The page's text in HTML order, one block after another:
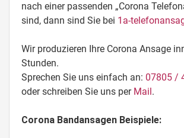
nach einer passenden „Corona
sind, dann sind Sie bei 1a-
Wir produzieren Ihre Corona Ansage
Stunden.
Sprechen Sie uns einfach an: 07805 /
oder schreiben Sie uns per Mail.
Corona Bandansagen Beispiele: